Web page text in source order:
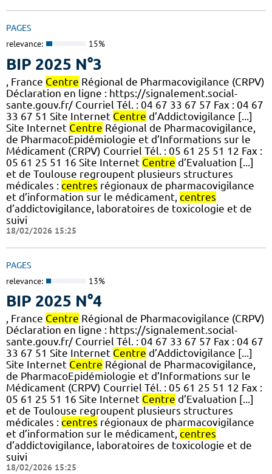
PAGES
relevance: 15%
BIP 2025 N°3
, France Centre Régional de Pharmacovigilance (CRPV)
Déclaration en ligne : https://signalement.social-
sante.gouv.fr/ Courriel Tél. : 04 67 33 67 57 Fax : 04 67
33 67 51 Site Internet Centre d’Addictovigilance [...]
Site Internet Centre Régional de Pharmacovigilance,
de PharmacoEpidémiologie et d’Informations sur le
Médicament (CRPV) Courriel Tél. : 05 61 25 51 12 Fax :
05 61 25 51 16 Site Internet Centre d’Evaluation [...]
et de Toulouse regroupent plusieurs structures
médicales : centres régionaux de pharmacovigilance
et d’information sur le médicament, centres
d’addictovigilance, laboratoires de toxicologie et de
suivi
18/02/2026 15:25
PAGES
relevance: 13%
BIP 2025 N°4
, France Centre Régional de Pharmacovigilance (CRPV)
Déclaration en ligne : https://signalement.social-
sante.gouv.fr/ Courriel Tél. : 04 67 33 67 57 Fax : 04 67
33 67 51 Site Internet Centre d’Addictovigilance [...]
Site Internet Centre Régional de Pharmacovigilance,
de PharmacoEpidémiologie et d’Informations sur le
Médicament (CRPV) Courriel Tél. : 05 61 25 51 12 Fax :
05 61 25 51 16 Site Internet Centre d’Evaluation [...]
et de Toulouse regroupent plusieurs structures
médicales : centres régionaux de pharmacovigilance
et d’information sur le médicament, centres
d’addictovigilance, laboratoires de toxicologie et de
suivi
18/02/2026 15:25